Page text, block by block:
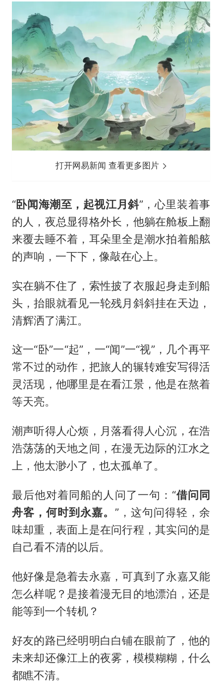
打开网易新闻 查看更多图片
“卧闻海潮至，起视江月斜”，心里装着事
的人，夜总显得格外长，他躺在舱板上翻
来覆去睡不着，耳朵里全是潮水拍着船舷
的声响，一下下，像敲在心上。
实在躺不住了，索性披了衣服起身走到船
头，抬眼就看见一轮残月斜斜挂在天边，
清辉洒了满江。
这一“卧”一“起”，一“闻”一“视”，几个再平
常不过的动作，把旅人的辗转难安写得活
灵活现，他哪里是在看江景，他是在熬着
等天亮。
潮声听得人心烦，月落看得人心沉，在浩
浩荡荡的天地之间，在漫无边际的江水之
上，他太渺小了，也太孤单了。
最后他对着同船的人问了一句：“借问同
舟客，何时到永嘉。 ”，这句问得轻，余
味却重，表面上是在问行程，其实问的是
自己看不清的以后。
他好像是急着去永嘉，可真到了永嘉又能
怎么样呢？是接着漫无目的地漂泊，还是
能等到一个转机？
好友的路已经明明白白铺在眼前了，他的
未来却还像江上的夜雾，模模糊糊，什么
都瞧不清。